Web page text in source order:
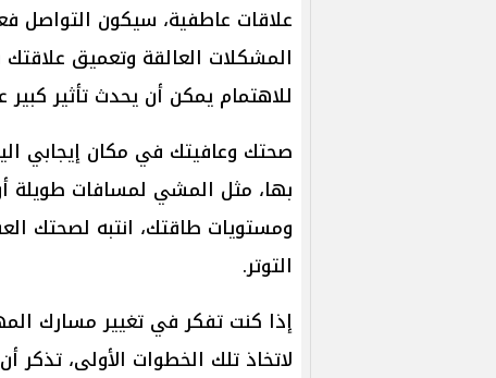
علاقات عاطفية، سيكون
المشكلات العالقة وتعميق
للاهتمام يمكن أن يحدث تأثير
صحتك وعافيتك في مكان إيجابي
بها، مثل المشي لمسافات طويلة
ومستويات طاقتك، انتبه لصحتك
التوتر.
إذا كنت تفكر في تغيير مسارك
لاتخاذ تلك الخطوات الأولى،